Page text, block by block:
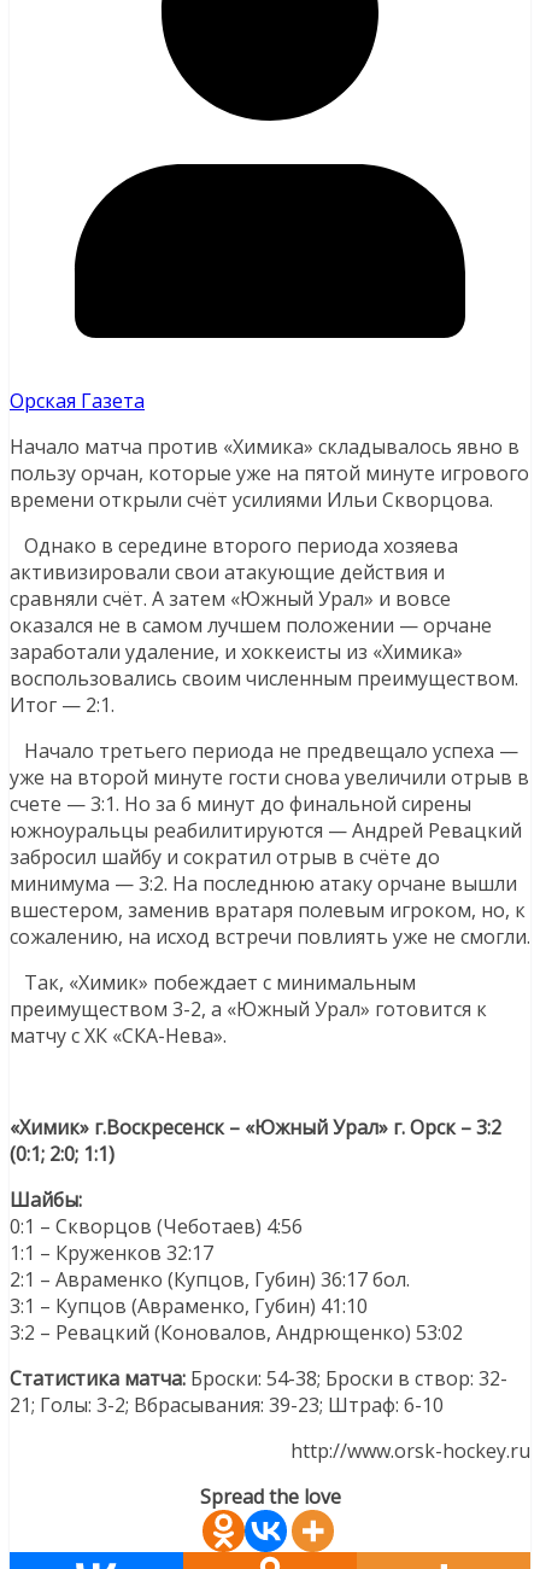
Орская Газета
Начало матча против «Химика» складывалось явно в
пользу орчан, которые уже на пятой минуте игрового
времени открыли счёт усилиями Ильи Скворцова.
Однако в середине второго периода хозяева
активизировали свои атакующие действия и
сравняли счёт. А затем «Южный Урал» и вовсе
оказался не в самом лучшем положении — орчане
заработали удаление, и хоккеисты из «Химика»
воспользовались своим численным преимуществом.
Итог — 2:1.
Начало третьего периода не предвещало успеха —
уже на второй минуте гости снова увеличили отрыв в
счете — 3:1. Но за 6 минут до финальной сирены
южноуральцы реабилитируются — Андрей Ревацкий
забросил шайбу и сократил отрыв в счёте до
минимума — 3:2. На последнюю атаку орчане вышли
вшестером, заменив вратаря полевым игроком, но, к
сожалению, на исход встречи повлиять уже не смогли.
Так, «Химик» побеждает с минимальным
преимуществом 3-2, а «Южный Урал» готовится к
матчу с ХК «СКА-Нева».
«Химик» г.Воскресенск – «Южный Урал» г. Орск – 3:2
(0:1; 2:0; 1:1)
Шайбы:
0:1 – Скворцов (Чеботаев) 4:56
1:1 – Круженков 32:17
2:1 – Авраменко (Купцов, Губин) 36:17 бол.
3:1 – Купцов (Авраменко, Губин) 41:10
3:2 – Ревацкий (Коновалов, Андрющенко) 53:02
Статистика матча: Броски: 54-38; Броски в створ: 32-
21; Голы: 3-2; Вбрасывания: 39-23; Штраф: 6-10
http://www.orsk-hockey.ru
Spread the love